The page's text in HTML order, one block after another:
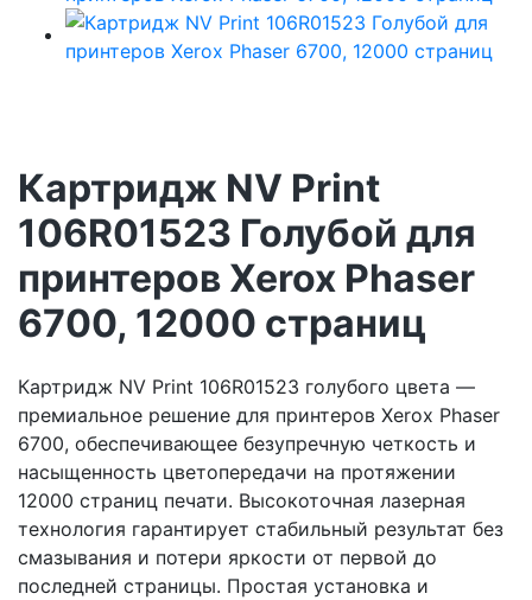
Картридж NV Print
106R01523 Голубой для
принтеров Xerox Phaser
6700, 12000 страниц
Картридж NV Print 106R01523 голубого цвета —
премиальное решение для принтеров Xerox Phaser
6700, обеспечивающее безупречную четкость и
насыщенность цветопередачи на протяжении
12000 страниц печати. Высокоточная лазерная
технология гарантирует стабильный результат без
смазывания и потери яркости от первой до
последней страницы. Простая установка и